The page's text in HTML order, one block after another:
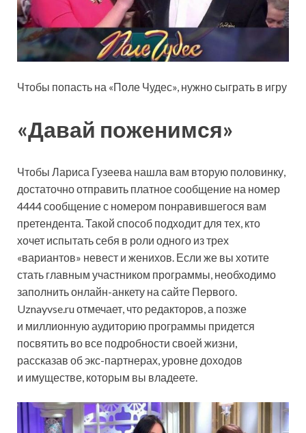
Чтобы попасть на «Поле Чудес», нужно сыграть в игру
«Давай поженимся»
Чтобы Лариса Гузеева нашла вам вторую половинку,
достаточно отправить платное сообщение на номер
4444 сообщение с номером понравившегося вам
претендента. Такой способ подходит для тех, кто
хочет испытать себя в роли одного из трех
«вариантов» невест и женихов. Если же вы хотите
стать главным участником программы, необходимо
заполнить онлайн-анкету на сайте Первого.
Uznayvse.ru отмечает, что редакторов, а позже
и миллионную аудиторию программы придется
посвятить во все подробности своей жизни,
рассказав об экс-партнерах, уровне доходов
и имуществе, которым вы владеете.